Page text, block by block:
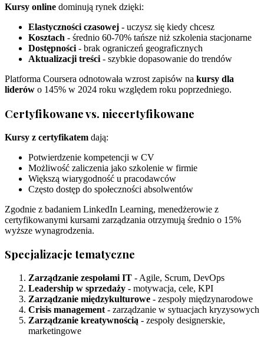
Kursy online dominują rynek dzięki:
Elastyczności czasowej - uczysz się kiedy chcesz
Kosztach - średnio 60-70% tańsze niż szkolenia stacjonarne
Dostępności - brak ograniczeń geograficznych
Aktualizacji treści - szybkie dopasowanie do trendów
Platforma Coursera odnotowała wzrost zapisów na kursy dla
liderów o 145% w 2024 roku względem roku poprzedniego.
Certyfikowane vs. niecertyfikowane
Kursy z certyfikatem dają:
Potwierdzenie kompetencji w CV
Możliwość zaliczenia jako szkolenie w firmie
Większą wiarygodność u pracodawców
Często dostęp do społeczności absolwentów
Zgodnie z badaniem LinkedIn Learning, menedżerowie z
certyfikowanymi kursami zarządzania otrzymują średnio o 15%
wyższe wynagrodzenia.
Specjalizacje tematyczne
Zarządzanie zespołami IT - Agile, Scrum, DevOps
Leadership w sprzedaży - motywacja, cele, KPI
Zarządzanie międzykulturowe - zespoły międzynarodowe
Crisis management - zarządzanie w sytuacjach kryzysowych
Zarządzanie kreatywnością - zespoły designerskie,
marketingowe